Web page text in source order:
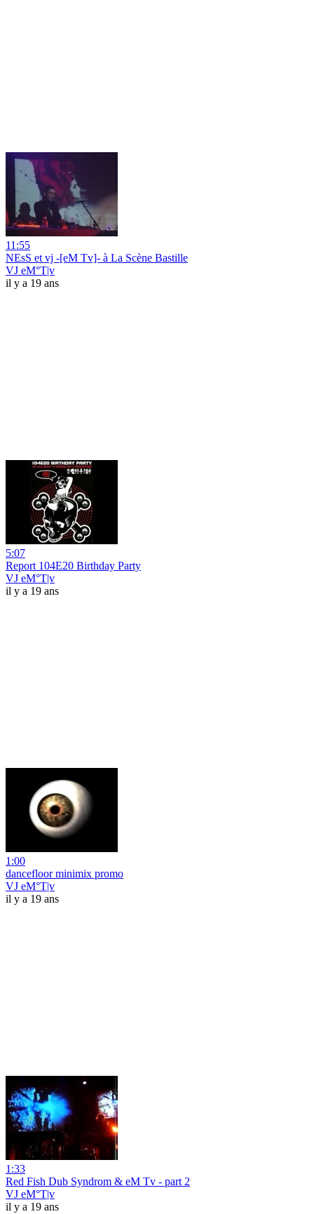
11:55
NEsS et vj -[eM Tv]- à La Scène Bastille
VJ eM°T|v
il y a 19 ans
5:07
Report 104E20 Birthday Party
VJ eM°T|v
il y a 19 ans
1:00
dancefloor minimix promo
VJ eM°T|v
il y a 19 ans
1:33
Red Fish Dub Syndrom & eM Tv - part 2
VJ eM°T|v
il y a 19 ans